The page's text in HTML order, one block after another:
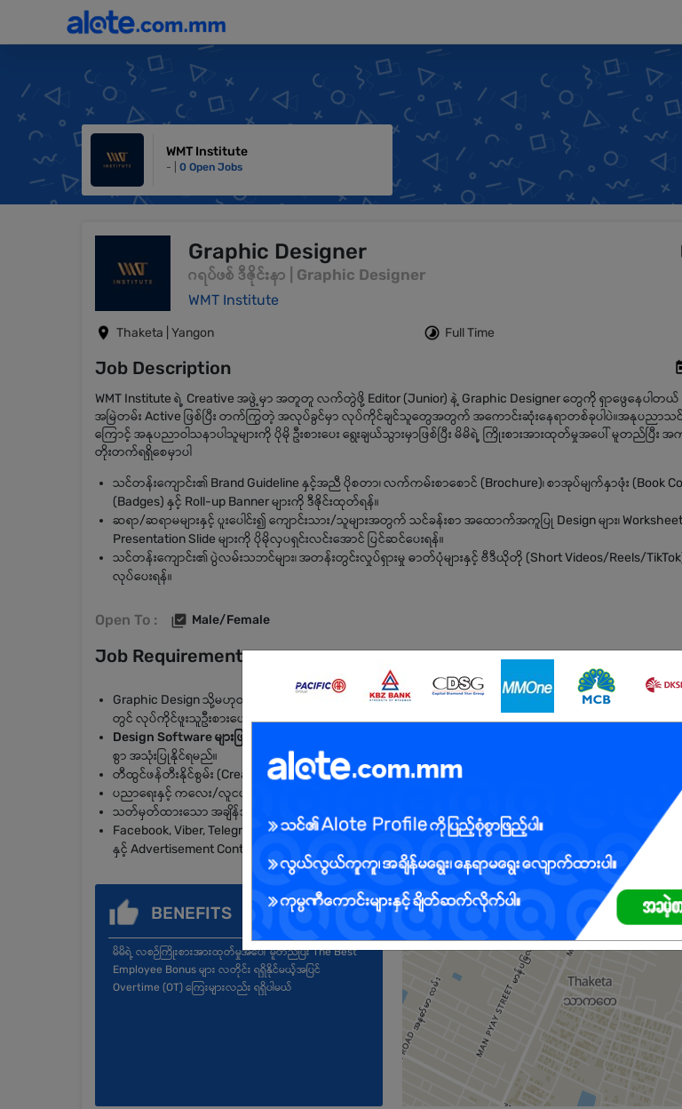
WMT Institute
- | 0 Open Jobs
Graphic Designer
ဂရပ်ဖစ် ဒီဇိုင်းနာ | Graphic Designer
WMT Institute
Thaketa | Yangon Full Time
Job Description
WMT Institute ရဲ့ Creative အဖွဲ့မှာ အတူတူ လက်တွဲဖို့ Editor (Junior) နဲ့ Graphic Designer တွေကို ရှာဖွေနေပါတ
အမြဲတမ်း Active ဖြစ်ပြီး တက်ကြွတဲ့ အလုပ်ခွင်မှာ လုပ်ကိုင်ချင်သူတွေအတွက် အကောင်းဆုံးနေရာတစ်ခုပါပဲ။အနုပညာသင်
ကြောင့် အနုပညာဝါသနာပါသူများကို ပိုမို ဦးစားပေး ရွေးချယ်သွားမှာဖြစ်ပြီး မိမိရဲ့ ကြိုးစားအားထုတ်မှုအပေါ် မူတည်ပြီး အ
တိုးတက်ရရှိစေမှာပါ
သင်တန်းကျောင်း၏ Brand Guideline နှင့်အညီ ပိုစတာ၊ လက်ကမ်းစာစောင် (Brochure)၊ စာအုပ်မျက်နှာဖုံး (Book
(Badges) နှင့် Roll-up Banner များကို ဒီဇိုင်းထုတ်ရန်။
ဆရာ/ဆရာမများနှင့် ပူးပေါင်း၍ ကျောင်းသား/သူများအတွက် သင်ခန်းစာ အထောက်အကူပြု Design များ၊ Worksheet
Presentation Slide များကို ပိုမိုလှပရှင်းလင်းအောင် ပြင်ဆင်ပေးရန်။
သင်တန်းကျောင်း၏ ပွဲလမ်းသဘင်များ၊ အတန်းတွင်းလှုပ်ရှားမှု ဓာတ်ပုံများနှင့် ဗီဒီယိုတို (Short Videos/Reels/TikTok)
လုပ်ပေးရန်။
Open To : Male/Female
Job Requirements
Graphic Design သို့မဟုတ် သက်ဆိုင်ရာနယ်ပယ်တွင် လုပ်ငန်းအတွေ့အကြုံ အနည်းဆုံး [၁ နှစ် သို့မဟုတ် ၂ နှစ်]
တွင် လုပ်ကိုင်ဖူးသူဦးစားပေးမည်)
Design Software များဖြစ်သော:
Adobe Photoshop, Illustrator, Adobe Premiere Pro (သို့မဟုတ်) Canva
စွာ အသုံးပြုနိုင်ရမည်။
တီထွင်ဖန်တီးနိုင်စွမ်း (Creativity) မြင့်မားပြီး ကာလာနှင့် ဖောင့် (Typography) ရွေးချယ်မှုပိုင်းတွင် စနစ်ကျလှပသူဖြ
ပညာရေးနှင့် ကလေး/လူငယ်ဆိုင်ရာ အကြောင်းအရာများကို စိတ်ဝင်စားပြီး ရောင်စုံလန်းဆန်းသော Design Style မျ
သတ်မှတ်ထားသော အချိန်အတွင်း အလုပ်ပြီးစီးအောင် လုပ်ဆောင်နိုင်ပြီး Teamwork ဖြင့် အလုပ်လုပ်နိုင်သူဖြစ်ရမည်။
Facebook, Viber, Telegram နှင့် အခြား Social Media Platform များတွင် တင်ဆက်မည့် ဆွဲဆောင်မှုရှိသော
နှင့် Advertisement Content များကို စိတ်ကူးစိတ်သန်းကောင်းမွန်စွာဖြင့် ဖန်တီးရေးဆွဲရန်။
BENEFITS
မိမိရဲ့ လစဉ်ကြိုးစားအားထုတ်မှုအပေါ် မူတည်ပြီး The Best
Employee Bonus များ လတိုင်း ရရှိနိုင်မယ့်အပြင်
Overtime (OT) ကြေးများလည်း ရရှိပါမယ်